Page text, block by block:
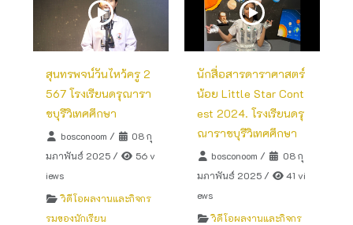
สุนทรพจน์วันไหว้ครู 2
567 โรงเรียนดรุณารา
ชบุรีวิเทศศึกษา
bosconoom /
08 กุ
มภาพันธ์ 2025 /
56 v
iews
วิดีโอผลงานและกิจกร
รมของนักเรียน
นักสื่อสารดาราศาสตร์
น้อย Little Star Cont
est 2024. โรงเรียนดรุ
ณาราชบุรีวิเทศศึกษา
bosconoom /
08 กุ
มภาพันธ์ 2025/
41 vi
ews
วิดีโอผลงานและกิจกร